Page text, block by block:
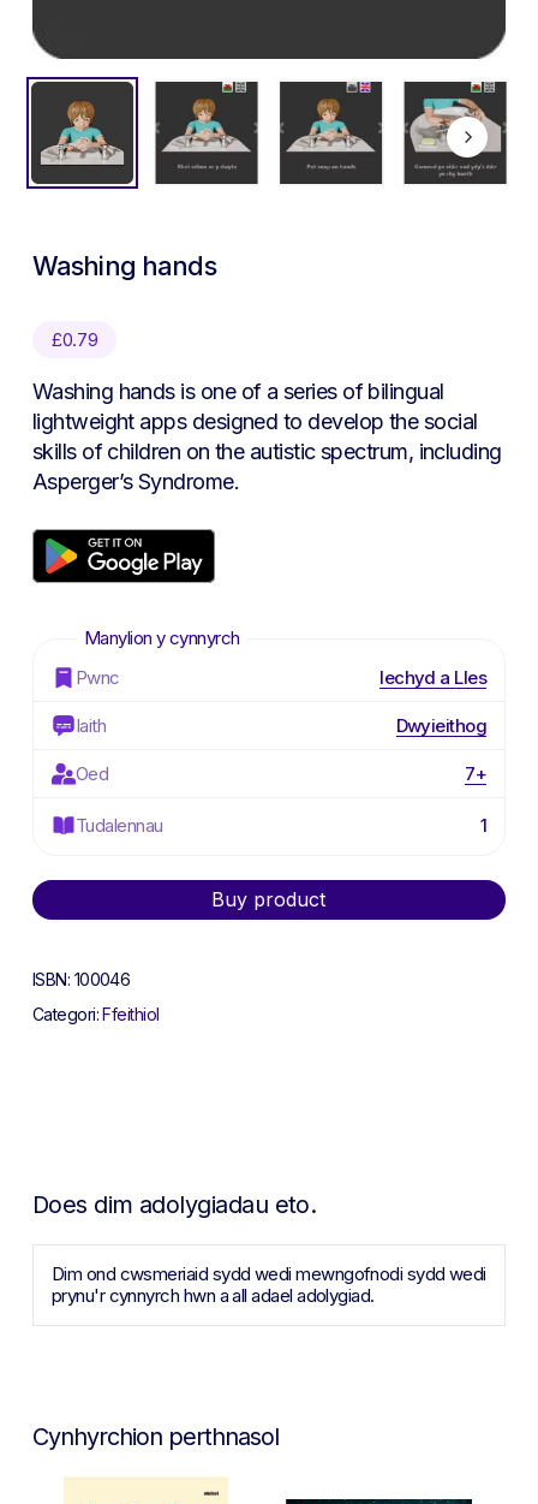
Washing hands
£0.79
Washing hands is one of a series of bilingual
lightweight apps designed to develop the social
skills of children on the autistic spectrum, including
Asperger’s Syndrome.
Pwnc Iechyd a Lles
Iaith Dwyieithog
Oed 7+
Tudalennau 1
Buy product
Alternative:
ISBN: 100046
Categori:Ffeithiol
Does dim adolygiadau eto.
Dim ond cwsmeriaid sydd wedi mewngofnodi sydd wedi
prynu'r cynnyrch hwn a all adael adolygiad.
Cynhyrchion perthnasol